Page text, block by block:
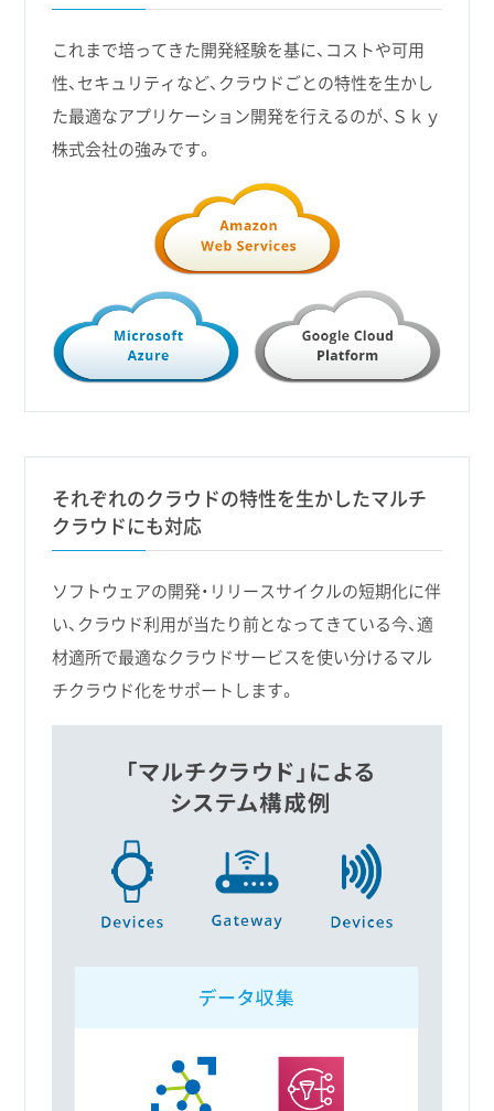
これまで培ってきた開発経験を基に、コストや可用
性、セキュリティなど、クラウドごとの特性を生かし
た最適なアプリケーション開発を行えるのが、Ｓｋｙ
株式会社の強みです。
それぞれのクラウドの特性を生かしたマルチ
クラウドにも対応
ソフトウェアの開発・リリースサイクルの短期化に伴
い、クラウド利用が当たり前となってきている今、適
材適所で最適なクラウドサービスを使い分けるマル
チクラウド化をサポートします。